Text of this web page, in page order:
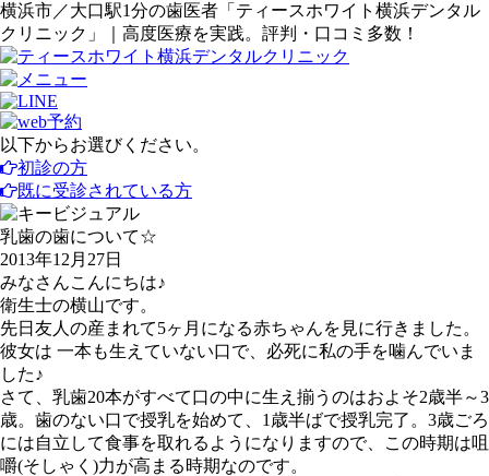
横浜市／大口駅1分の歯医者「ティースホワイト横浜デンタル
クリニック」｜高度医療を実践。評判・口コミ多数！
以下からお選びください。
初診の方
既に受診されている方
乳歯の歯について☆
2013年12月27日
みなさんこんにちは♪
衛生士の横山です。
先日友人の産まれて5ヶ月になる赤ちゃんを見に行きました。
彼女は 一本も生えていない口で、必死に私の手を噛んでいま
した♪
さて、乳歯20本がすべて口の中に生え揃うのはおよそ2歳半～3
歳。歯のない口で授乳を始めて、1歳半ばで授乳完了。3歳ごろ
には自立して食事を取れるようになりますので、この時期は咀
嚼(そしゃく)力が高まる時期なのです。